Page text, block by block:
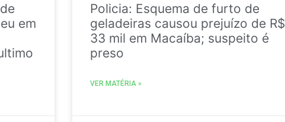
em
Policia: Esquema de furto de
geladeiras causou prejuízo de R$
33 mil em Macaíba; suspeito é
preso
VER MATÉRIA »